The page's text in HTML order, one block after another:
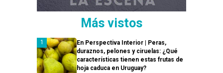
Más vistos
En Perspectiva Interior | Peras,
duraznos, pelones y ciruelas: ¿Qué
características tienen estas frutas de
hoja caduca en Uruguay?